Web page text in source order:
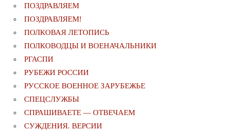
ПОЗДРАВЛЯЕМ
ПОЗДРАВЛЯЕМ!
ПОЛКОВАЯ ЛЕТОПИСЬ
ПОЛКОВОДЦЫ И ВОЕНАЧАЛЬНИКИ
РГАСПИ
РУБЕЖИ РОССИИ
РУССКОЕ ВОЕННОЕ ЗАРУБЕЖЬЕ
СПЕЦСЛУЖБЫ
СПРАШИВАЕТЕ — ОТВЕЧАЕМ
СУЖДЕНИЯ. ВЕРСИИ